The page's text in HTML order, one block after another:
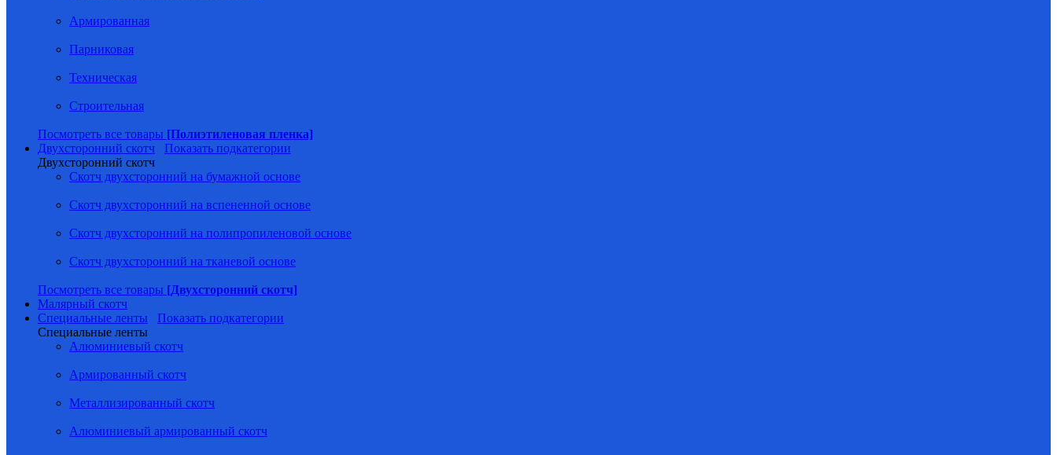
Армированная
Парниковая
Техническая
Строительная
Посмотреть все товары [Полиэтиленовая пленка]
Двухсторонний скотч
Показать подкатегории
Двухсторонний скотч
Скотч двухсторонний на бумажной основе
Скотч двухсторонний на вспененной основе
Скотч двухсторонний на полипропиленовой основе
Скотч двухсторонний на тканевой основе
Посмотреть все товары [Двухсторонний скотч]
Малярный скотч
Специальные ленты
Показать подкатегории
Специальные ленты
Алюминиевый скотч
Армированный скотч
Металлизированный скотч
Алюминиевый армированный скотч